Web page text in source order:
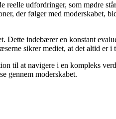
reelle udfordringer, som mødre
der følger med moderskabet,
indebærer en konstant
sikrer mediet, at det altid er i
til at navigere i en kompleks
gennem moderskabet.